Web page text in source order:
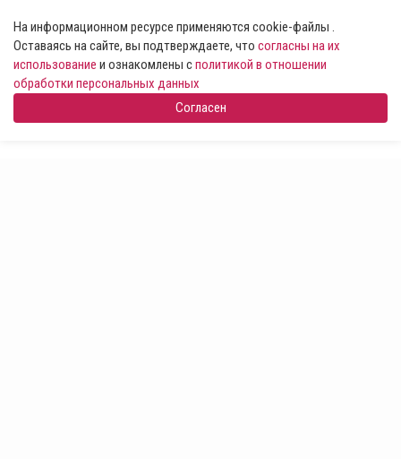
На информационном ресурсе применяются cookie-файлы .
Оставаясь на сайте, вы подтверждаете, что согласны на их
использование и ознакомлены сполитикой в отношении
обработки персональных данных
Согласен